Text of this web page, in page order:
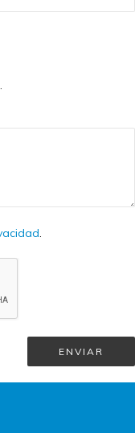
.
.